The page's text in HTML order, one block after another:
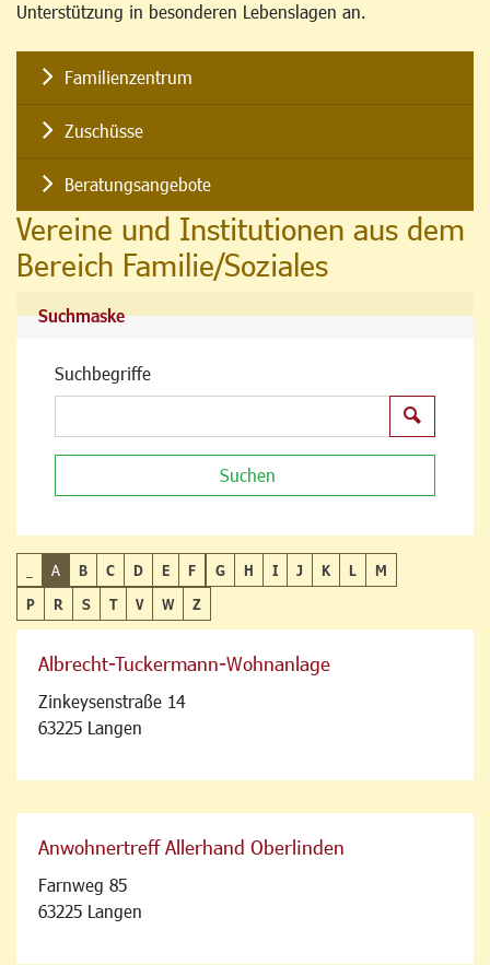
Unterstützung in besonderen Lebenslagen an.
Familienzentrum
Zuschüsse
Beratungsangebote
Vereine und Institutionen aus dem
Bereich Familie/Soziales
Suchmaske
Suchbegriffe
Suchen
A B C D E F G H I J K L
M
P
R S T V W Z
Albrecht-Tuckermann-Wohnanlage
Zinkeysenstraße 14
63225 Langen
Anwohnertreff Allerhand Oberlinden
Farnweg 85
63225 Langen